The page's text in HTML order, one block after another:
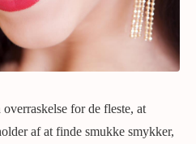
for de fleste, at
af at finde smukke smykker,